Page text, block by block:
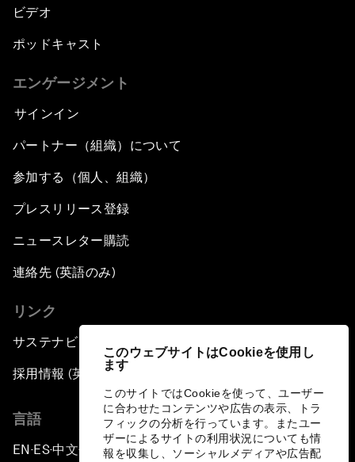
このウェブサイトはCookieを使用し
ます
このサイトではCookieを使って、ユーザー
に合わせたコンテンツや広告の表示、トラ
フィックの分析を行っています。またユー
ザーによるサイトの利用状況についても情
報を収集し、ソーシャルメディアや広告配
ビデオ
ポッドキャスト
エンゲージメント
サインイン
パートナー（組織）について
参加する（個人、組織）
プレスリリース登録
ニュースレター購読
連絡先 (英語のみ)
リンク
サステナビリティへの取り組み
採用情報 (英語のみ)
言語
EN ▪ES▪中文▪ 日本語